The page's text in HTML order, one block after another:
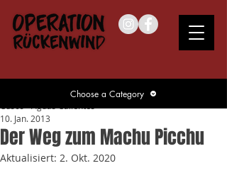
Der Weg zum Machu Picchu
10. Jan. 2013
Aktualisiert: 2. Okt. 2020
Choose a Category